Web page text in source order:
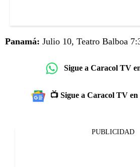
Panamá: Julio 10, Teatro Balboa
Sigue a Caracol TV
📺 Sigue a Caracol TV en
PUBLICIDAD